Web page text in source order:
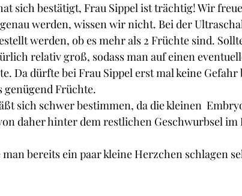
sich bestätigt, Frau Sippel ist trächtig! Wir
genau werden, wissen wir nicht. Bei der
werden, ob es mehr als 2 Früchte sind.
relativ groß, sodass man auf einen
Da dürfte bei Frau Sippel erst mal keine Gefahr
genügend Früchte.
sich schwer bestimmen, da die kleinen
daher hinter dem restlichen Geschwurbsel im
bereits ein paar kleine Herzchen schlagen